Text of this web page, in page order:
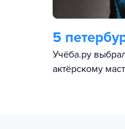
5
Учёба.ру
актёрскому